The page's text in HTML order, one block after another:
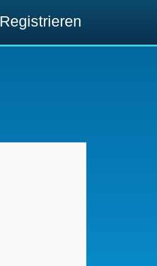
Registrieren